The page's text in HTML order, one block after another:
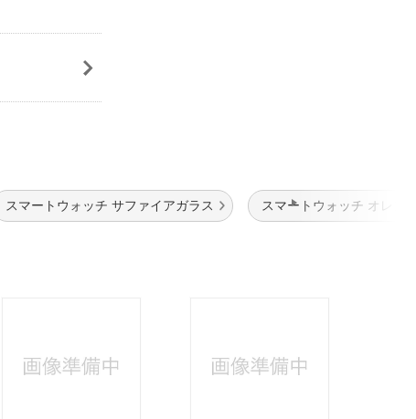
スマートウォッチ サファイアガラス スマートウォッチ オレン